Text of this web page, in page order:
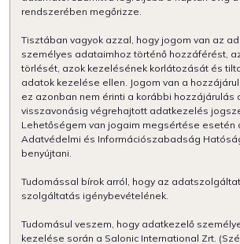
rendszerében megőrizze.
Tisztában vagyok azzal, hogy jogom van az
személyes adataimhoz történő hozzáférést,
törlését, azok kezelésének korlátozását és
adatok kezelése ellen. Jogom van a
ez azonban nem érinti a korábbi hozzájárulás
visszavonásig végrehajtott adatkezelés
Lehetőségem van jogaim megsértése esetén
Adatvédelmi és Információszabadság
benyújtani.
Tudomással bírok arról, hogy az
szolgáltatás igénybevételének.
Tudomásul veszem, hogy adatkezelő
kezelése során a Salonic International Zrt.